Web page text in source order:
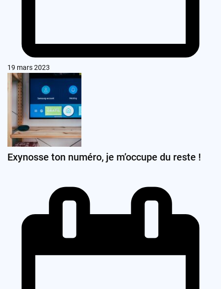
19 mars 2023
Exynosse ton numéro, je m’occupe du reste !